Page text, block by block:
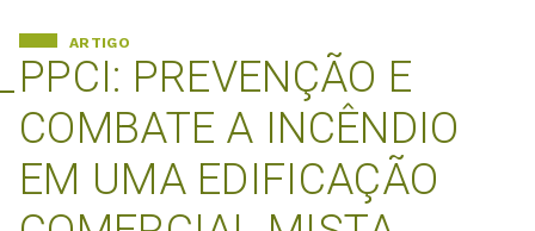
PPCI: PREVENÇÃO E
COMBATE A INCÊNDIO
EM UMA EDIFICAÇÃO
ARTIGO